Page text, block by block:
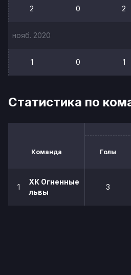
2 0 2
нояб. 2020
1 0 1
Статистика по
Команда Голы
1
ХК Огненные
львы
3